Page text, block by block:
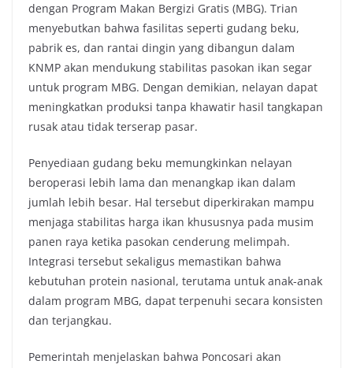
dengan Program Makan Bergizi Gratis (MBG). Trian
menyebutkan bahwa fasilitas seperti gudang beku,
pabrik es, dan rantai dingin yang dibangun dalam
KNMP akan mendukung stabilitas pasokan ikan segar
untuk program MBG. Dengan demikian, nelayan dapat
meningkatkan produksi tanpa khawatir hasil tangkapan
rusak atau tidak terserap pasar.
Penyediaan gudang beku memungkinkan nelayan
beroperasi lebih lama dan menangkap ikan dalam
jumlah lebih besar. Hal tersebut diperkirakan mampu
menjaga stabilitas harga ikan khususnya pada musim
panen raya ketika pasokan cenderung melimpah.
Integrasi tersebut sekaligus memastikan bahwa
kebutuhan protein nasional, terutama untuk anak-anak
dalam program MBG, dapat terpenuhi secara konsisten
dan terjangkau.
Pemerintah menjelaskan bahwa Poncosari akan